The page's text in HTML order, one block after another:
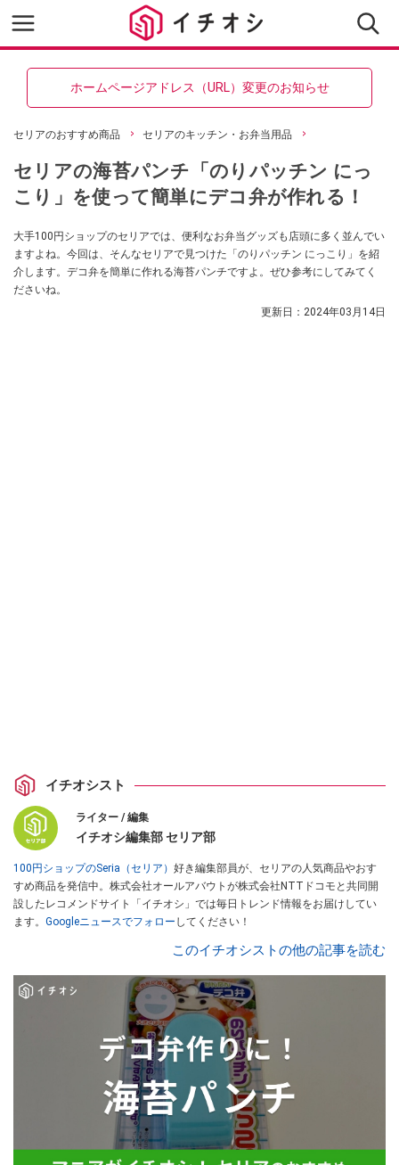
ホームページアドレス（URL）変更のお知らせ
セリアのおすすめ商品 セリアのキッチン・お弁当用品
セリアの海苔パンチ「のりパッチン にっ
こり」を使って簡単にデコ弁が作れる！
大手100円ショップのセリアでは、便利なお弁当グッズも店頭に多く並んでい
ますよね。今回は、そんなセリアで見つけた「のりパッチン にっこり」を紹
介します。デコ弁を簡単に作れる海苔パンチですよ。ぜひ参考にしてみてく
ださいね。
更新日： 2024年03月14日
イチオシスト
ライター / 編集
イチオシ編集部 セリア部
100円ショップのSeria（セリア） 好き編集部員が、セリアの人気商品やおす
すめ商品を発信中。株式会社オールアバウトが株式会社NTTドコモと共同開
設したレコメンドサイト「イチオシ」では毎日トレンド情報をお届けしてい
ます。 Googleニュースでフォロー してください！
このイチオシストの他の記事を読む